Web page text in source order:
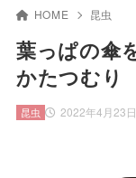
HOME 昆虫
葉っぱの傘
かたつむり
2022年4月23日
昆虫